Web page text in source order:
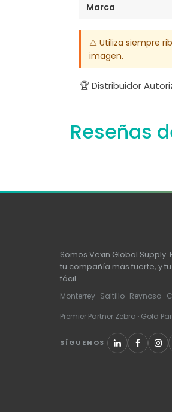
Marca
⚠️ Utiliza siempre
imagen.
🏆 Distribuidor
Reseñas
Somos Vexin Global Supply.
tu compañía más fuerte, y
fácil.
Monterrey · Saltillo · Reynosa ·
Premier Partner Zebra · Gold
SÍGUENOS